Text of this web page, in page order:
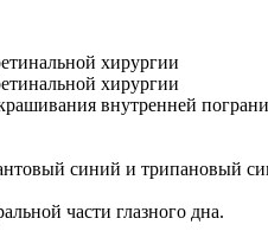
хирургии
хирургии
внутренней
синий и трипановый
части глазного дна.